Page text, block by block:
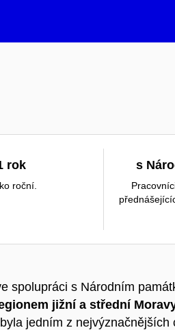
rok
roční.
s
spolupráci s Národním
jižní a střední
jedním z